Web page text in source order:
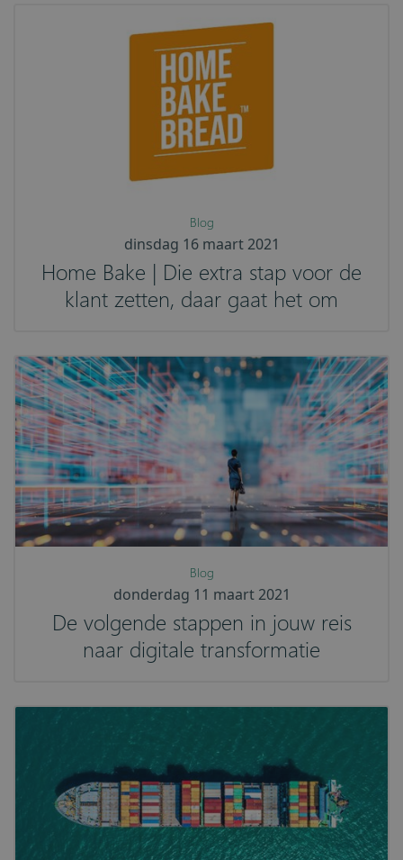
Blog
dinsdag 16 maart 2021
Home Bake | Die extra stap voor de
klant zetten, daar gaat het om
Blog
donderdag 11 maart 2021
De volgende stappen in jouw reis
naar digitale transformatie